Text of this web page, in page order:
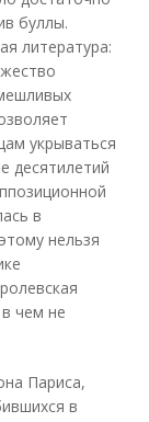
буллы.
литература:
укрываться
десятилетий
в
нельзя
чем не
Париса,
в